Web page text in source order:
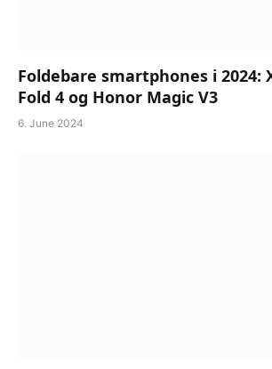
Foldebare smartphones i 2024:
Fold 4 og Honor Magic V3
6. June 2024